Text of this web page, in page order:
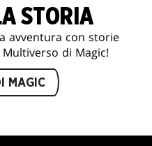
STORIA
avventura con storie
di Magic!
MAGIC